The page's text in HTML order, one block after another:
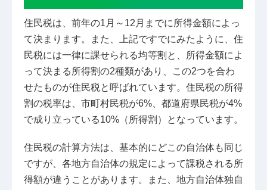
住民税は、前年の1月～12月までに所得金額によっ
て決まります。また、上記ですでにみたように、住
民税には一律に課せられる均等割と、所得金額によ
って決まる所得割の2種類があり、この2つを合わ
せたものが住民税と呼ばれています。住民税の所得
割の税率は、市町村民税が6%、都道府県民税が4%
で成り立っている10%（所得割）となっています。
住民税の計算方法は、基本的にどこの自治体も同じ
ですが、各地方自治体の規定によって課税される所
得額が違うことがあります。また、地方自治体独自